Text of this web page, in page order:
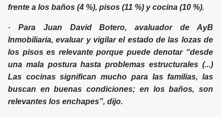
frente a los baños (4 %), pisos (11 %) y cocina (10 %).
· Para Juan David Botero, avaluador de AyB
Inmobiliaria, evaluar y vigilar el estado de las lozas de
los pisos es relevante porque puede denotar “desde
una mala postura hasta problemas estructurales (...)
Las cocinas significan mucho para las familias, las
buscan en buenas condiciones; en los baños, son
relevantes los enchapes”, dijo.